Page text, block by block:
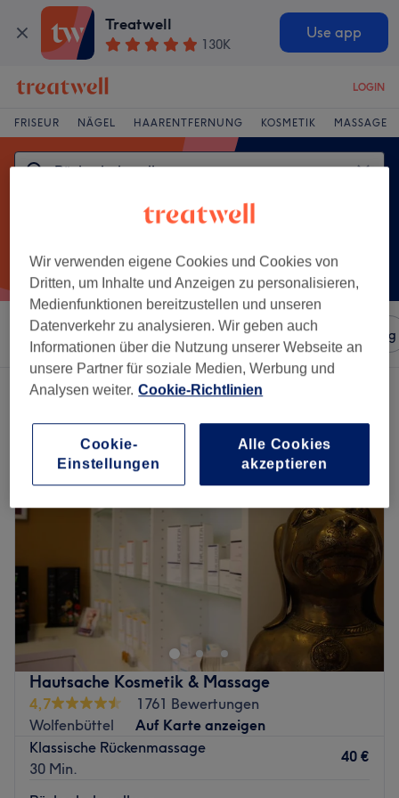
Treatwell
130K
Use app
LOGIN
FRISEUR NÄGEL HAARENTFERNUNG KOSMETIK MASSAGE
Sortieren nach Salons Expressangebote Bewertung
Ein Salon, der anbietet:
Hautsache Kosmetik & Massage
4,7
1761 Bewertungen
Wolfenbüttel
Auf Karte anzeigen
Klassische Rückenmassage
30 Min.
40 €
Wir verwenden eigene Cookies und Cookies von
Dritten, um Inhalte und Anzeigen zu personalisieren,
Medienfunktionen bereitzustellen und unseren
Datenverkehr zu analysieren. Wir geben auch
Informationen über die Nutzung unserer Webseite an
unsere Partner für soziale Medien, Werbung und
Analysen weiter. Cookie-Richtlinien
Cookie-
Einstellungen
Alle Cookies
akzeptieren